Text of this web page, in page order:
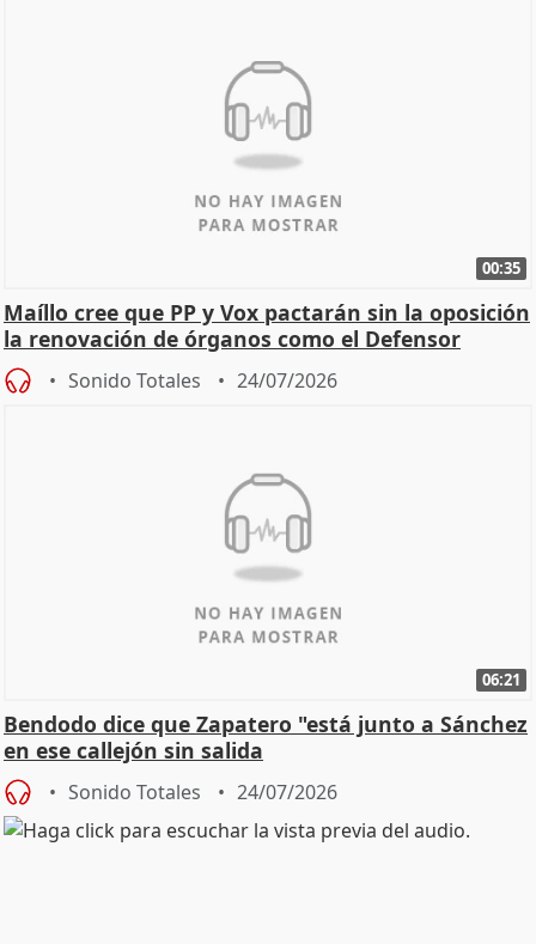
00:35
Maíllo cree que PP y Vox pactarán sin la oposición
la renovación de órganos como el Defensor
Sonido Totales 24/07/2026
06:21
Bendodo dice que Zapatero "está junto a Sánchez
en ese callejón sin salida
Sonido Totales 24/07/2026